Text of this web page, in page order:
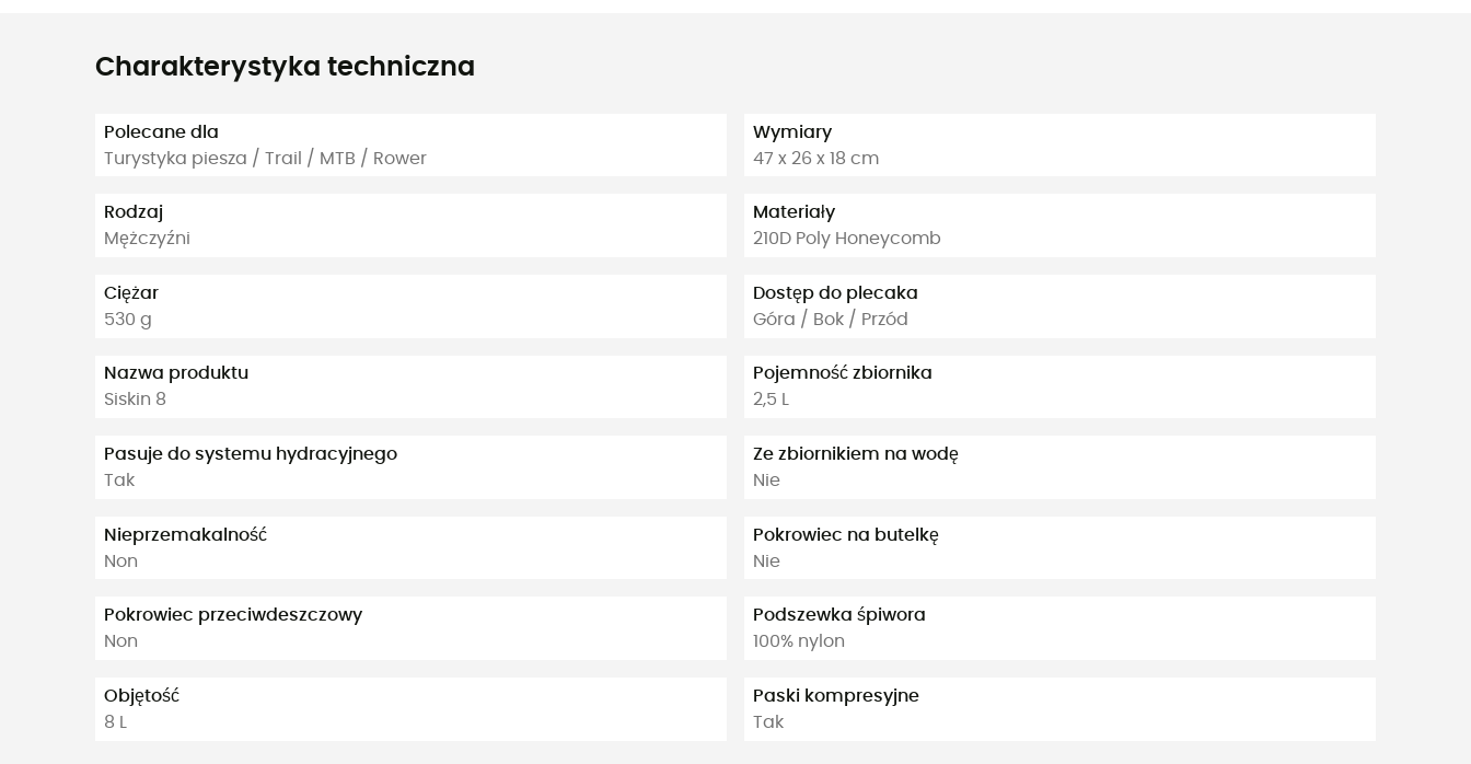
Charakterystyka techniczna
Polecane dla
Turystyka piesza / Trail / MTB / Rower
Rodzaj
Mężczyźni
Ciężar
530 g
Nazwa produktu
Siskin 8
Pasuje do systemu hydracyjnego
Tak
Nieprzemakalność
Non
Pokrowiec przeciwdeszczowy
Non
Objętość
8 L
Wymiary
47 x 26 x 18 cm
Materiały
210D Poly Honeycomb
Dostęp do plecaka
Góra / Bok / Przód
Pojemność zbiornika
2,5 L
Ze zbiornikiem na wodę
Nie
Pokrowiec na butelkę
Nie
Podszewka śpiwora
100% nylon
Paski kompresyjne
Tak